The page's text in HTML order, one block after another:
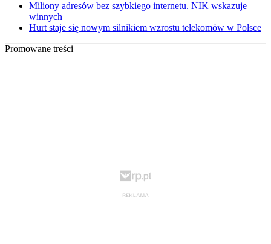
Miliony adresów bez szybkiego internetu. NIK wskazuje
winnych
Hurt staje się nowym silnikiem wzrostu telekomów w Polsce
Promowane treści